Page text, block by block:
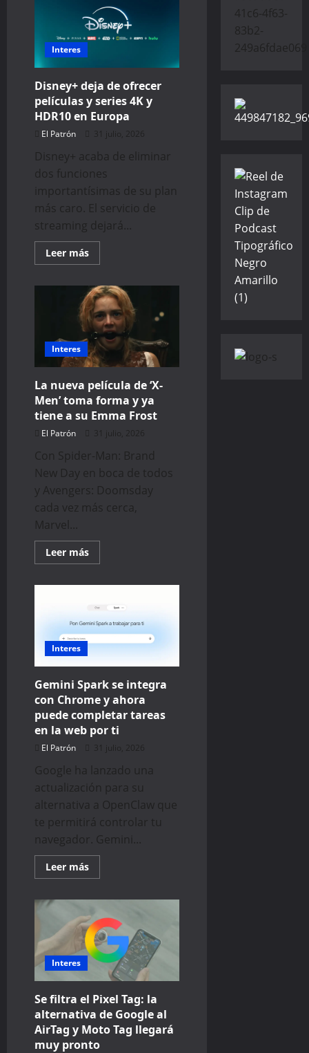
Interes
Disney+ deja de ofrecer
películas y series 4K y
HDR10 en Europa
El Patrón 31 julio, 2026
Disney+ acaba de eliminar
dos funciones
importantísimas de su plan
más caro. El servicio de
streaming dejará...
Leer másRead
more
deja
de
ofrecer
películas
y
series
4K
y
HDR10
Europa
Interes
La nueva película de ‘X-
Men’ toma forma y ya
tiene a su Emma Frost
El Patrón 31 julio, 2026
Con Spider-Man: Brand
New Day en boca de todos
y Avengers: Doomsday
cada vez más cerca,
Marvel...
Leer másRead
more
de
‘X-
Men’
toma
forma
ya
tiene
a
su
Emma
Frost
Interes
Gemini Spark se integra
con Chrome y ahora
puede completar tareas
en la web por ti
El Patrón 31 julio, 2026
Google ha lanzado una
actualización para su
alternativa a OpenClaw que
te permitirá controlar tu
navegador. Gemini...
Leer másRead
more
se
integra
con
Chrome
y
ahora
puede
completar
tareas
en
la
web
por
ti
Interes
Se filtra el Pixel Tag: la
alternativa de Google al
AirTag y Moto Tag llegará
muy pronto